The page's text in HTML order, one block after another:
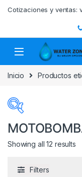
Cotizaciones y ventas:
Inicio Productos
ACCESORIOS
Showing all 12 results
Filters